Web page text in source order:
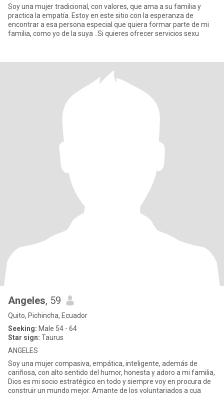
Soy una mujer tradicional, con valores, que ama a su familia y
practica la empatía. Estoy en este sitio con la esperanza de
encontrar a esa persona especial que quiera formar parte de mi
familia, como yo de la suya ..Si quieres ofrecer servicios sexu
Angeles, 59
Quito, Pichincha, Ecuador
Seeking: Male 54 - 64
Star sign: Taurus
ANGELES
Soy una mujer compasiva, empática, inteligente, además de
cariñosa, con alto sentido del humor, honesta y adoro a mi familia,
Dios es mi socio estratégico en todo y siempre voy en procura de
construir un mundo mejor. Amante de los voluntariados a cua